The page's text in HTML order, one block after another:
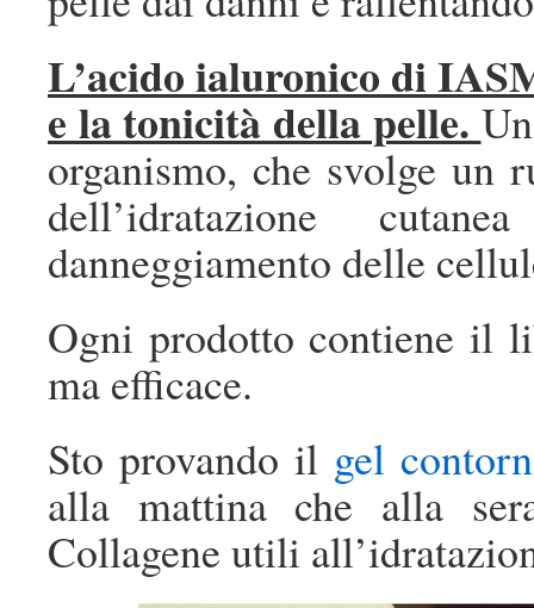
L’acido ialuronico di
e la tonicità della pelle.
organismo, che svolge un
dell’idratazione
danneggiamento delle
Ogni prodotto contiene il
ma efficace.
Sto provando ilgel
alla mattina che alla
Collagene utili